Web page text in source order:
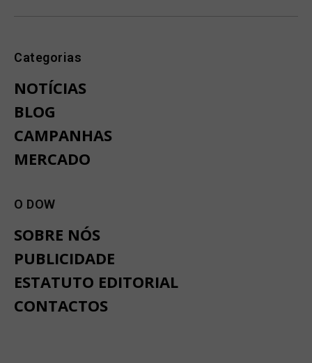
Categorias
NOTÍCIAS
BLOG
CAMPANHAS
MERCADO
O DOW
SOBRE NÓS
PUBLICIDADE
ESTATUTO EDITORIAL
CONTACTOS